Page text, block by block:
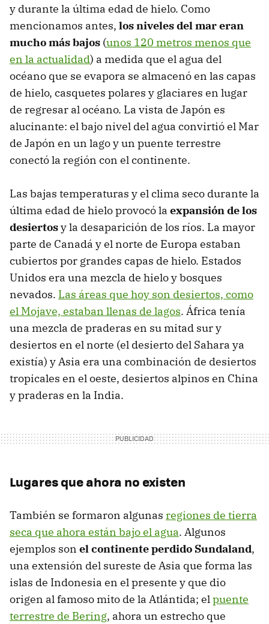
y durante la última edad de hielo. Como
mencionamos antes, los niveles del mar eran
mucho más bajos (unos 120 metros menos que
en la actualidad) a medida que el agua del
océano que se evapora se almacenó en las capas
de hielo, casquetes polares y glaciares en lugar
de regresar al océano. La vista de Japón es
alucinante: el bajo nivel del agua convirtió el Mar
de Japón en un lago y un puente terrestre
conectó la región con el continente.
Las bajas temperaturas y el clima seco durante la
última edad de hielo provocó la expansión de los
desiertosy la desaparición de los ríos. La mayor
parte de Canadá y el norte de Europa estaban
cubiertos por grandes capas de hielo. Estados
Unidos era una mezcla de hielo y bosques
nevados. Las áreas que hoy son desiertos, como
el Mojave, estaban llenas de lagos. África tenía
una mezcla de praderas en su mitad sur y
desiertos en el norte (el desierto del Sahara ya
existía) y Asia era una combinación de desiertos
tropicales en el oeste, desiertos alpinos en China
y praderas en la India.
Lugares que ahora no existen
También se formaron algunas regiones de tierra
seca que ahora están bajo el agua. Algunos
ejemplos son el continente perdido Sundaland,
una extensión del sureste de Asia que forma las
islas de Indonesia en el presente y que dio
origen al famoso mito de la Atlántida; elpuente
terrestre de Bering, ahora un estrecho que